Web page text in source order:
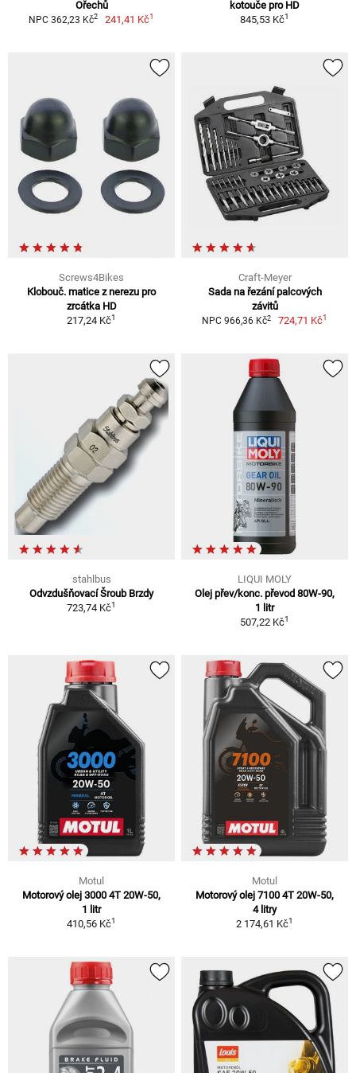
Ořechů
NPC 362,23 Kč2 241,41 Kč1
kotouče pro HD
845,53 Kč1
Screws4Bikes
Klobouč. matice z nerezu pro
zrcátka HD
217,24 Kč1
Craft-Meyer
Sada na řezání palcových
závitů
NPC 966,36 Kč2 724,71 Kč1
stahlbus
Odvzdušňovací Šroub Brzdy
723,74 Kč1
LIQUI MOLY
Olej přev/konc. převod 80W-90,
1 litr
507,22 Kč1
Motul
Motorový olej 3000 4T 20W-50,
1 litr
410,56 Kč1
Motul
Motorový olej 7100 4T 20W-50,
4 litry
2 174,61 Kč1